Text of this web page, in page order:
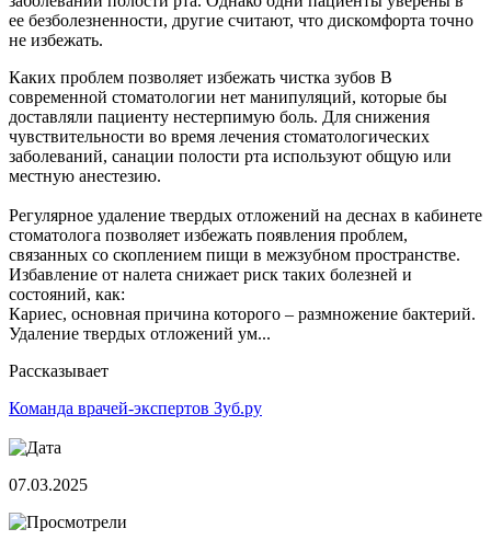
ее безболезненности, другие считают, что дискомфорта точно
не избежать.
Каких проблем позволяет избежать чистка зубов В
современной стоматологии нет манипуляций, которые бы
доставляли пациенту нестерпимую боль. Для снижения
чувствительности во время лечения стоматологических
заболеваний, санации полости рта используют общую или
местную анестезию.
Регулярное удаление твердых отложений на деснах в кабинете
стоматолога позволяет избежать появления проблем,
связанных со скоплением пищи в межзубном пространстве.
Избавление от налета снижает риск таких болезней и
состояний, как:
Кариес, основная причина которого – размножение бактерий.
Удаление твердых отложений ум...
Рассказывает
Команда врачей-экспертов Зуб.ру
07.03.2025